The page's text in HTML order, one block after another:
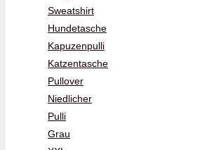
Sweatshirt
Hundetasche
Kapuzenpulli
Katzentasche
Pullover
Niedlicher
Pulli
Grau